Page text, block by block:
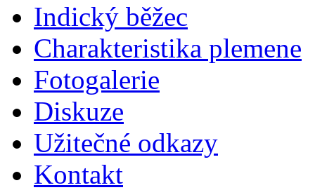
Indický běžec
Charakteristika plemene
Fotogalerie
Diskuze
Užitečné odkazy
Kontakt